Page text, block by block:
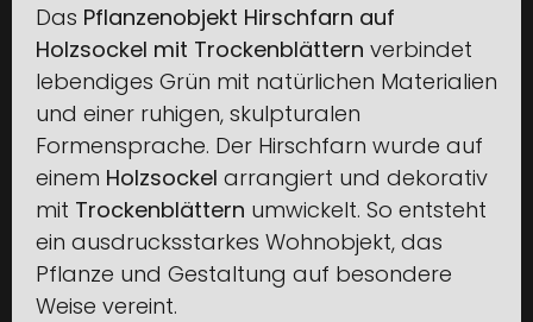
Das Pflanzenobjekt Hirschfarn auf
Holzsockel mit Trockenblättern verbindet
lebendiges Grün mit natürlichen Materialien
und einer ruhigen, skulpturalen
Formensprache. Der Hirschfarn wurde auf
einem Holzsockel arrangiert und dekorativ
mit Trockenblättern umwickelt. So entsteht
ein ausdrucksstarkes Wohnobjekt, das
Pflanze und Gestaltung auf besondere
Weise vereint.